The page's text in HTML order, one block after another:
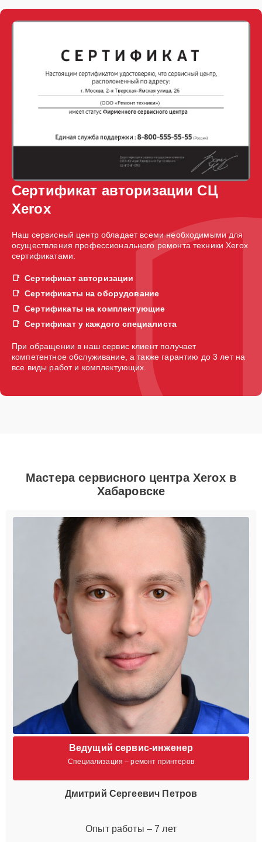
Сертификат авторизации СЦ
Xerox
Наш сервисный центр обладает всеми необходимыми для
осуществления профессионального ремонта техники Xerox
сертификатами:
Сертификат авторизации
Сертификаты на оборудование
Сертификаты на комплектующие
Сертификат у каждого специалиста
При обращении в наш сервис клиент получает
компетентное обслуживание, а также гарантию до 3 лет на
все виды работ и комплектующих.
Мастера сервисного центра Xerox в
Хабаровске
Ведущий сервис-инженер
Специализация – ремонт принтеров
Дмитрий Сергеевич Петров
Опыт работы – 7 лет